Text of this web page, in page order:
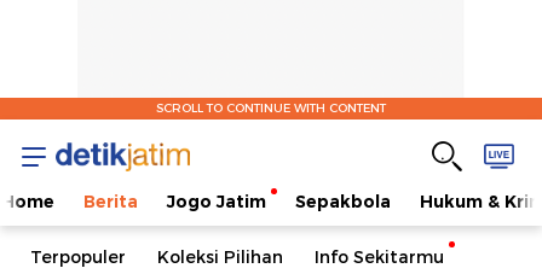
SCROLL TO CONTINUE WITH CONTENT
Home Berita Jogo Jatim Sepakbola Hukum &
Terpopuler Koleksi Pilihan Info Sekitarmu